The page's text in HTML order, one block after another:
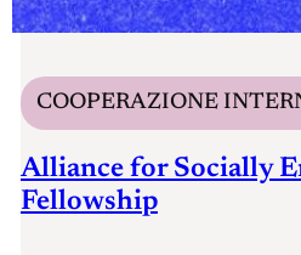
COOPERAZIONE
Alliance for Socially
Fellowship